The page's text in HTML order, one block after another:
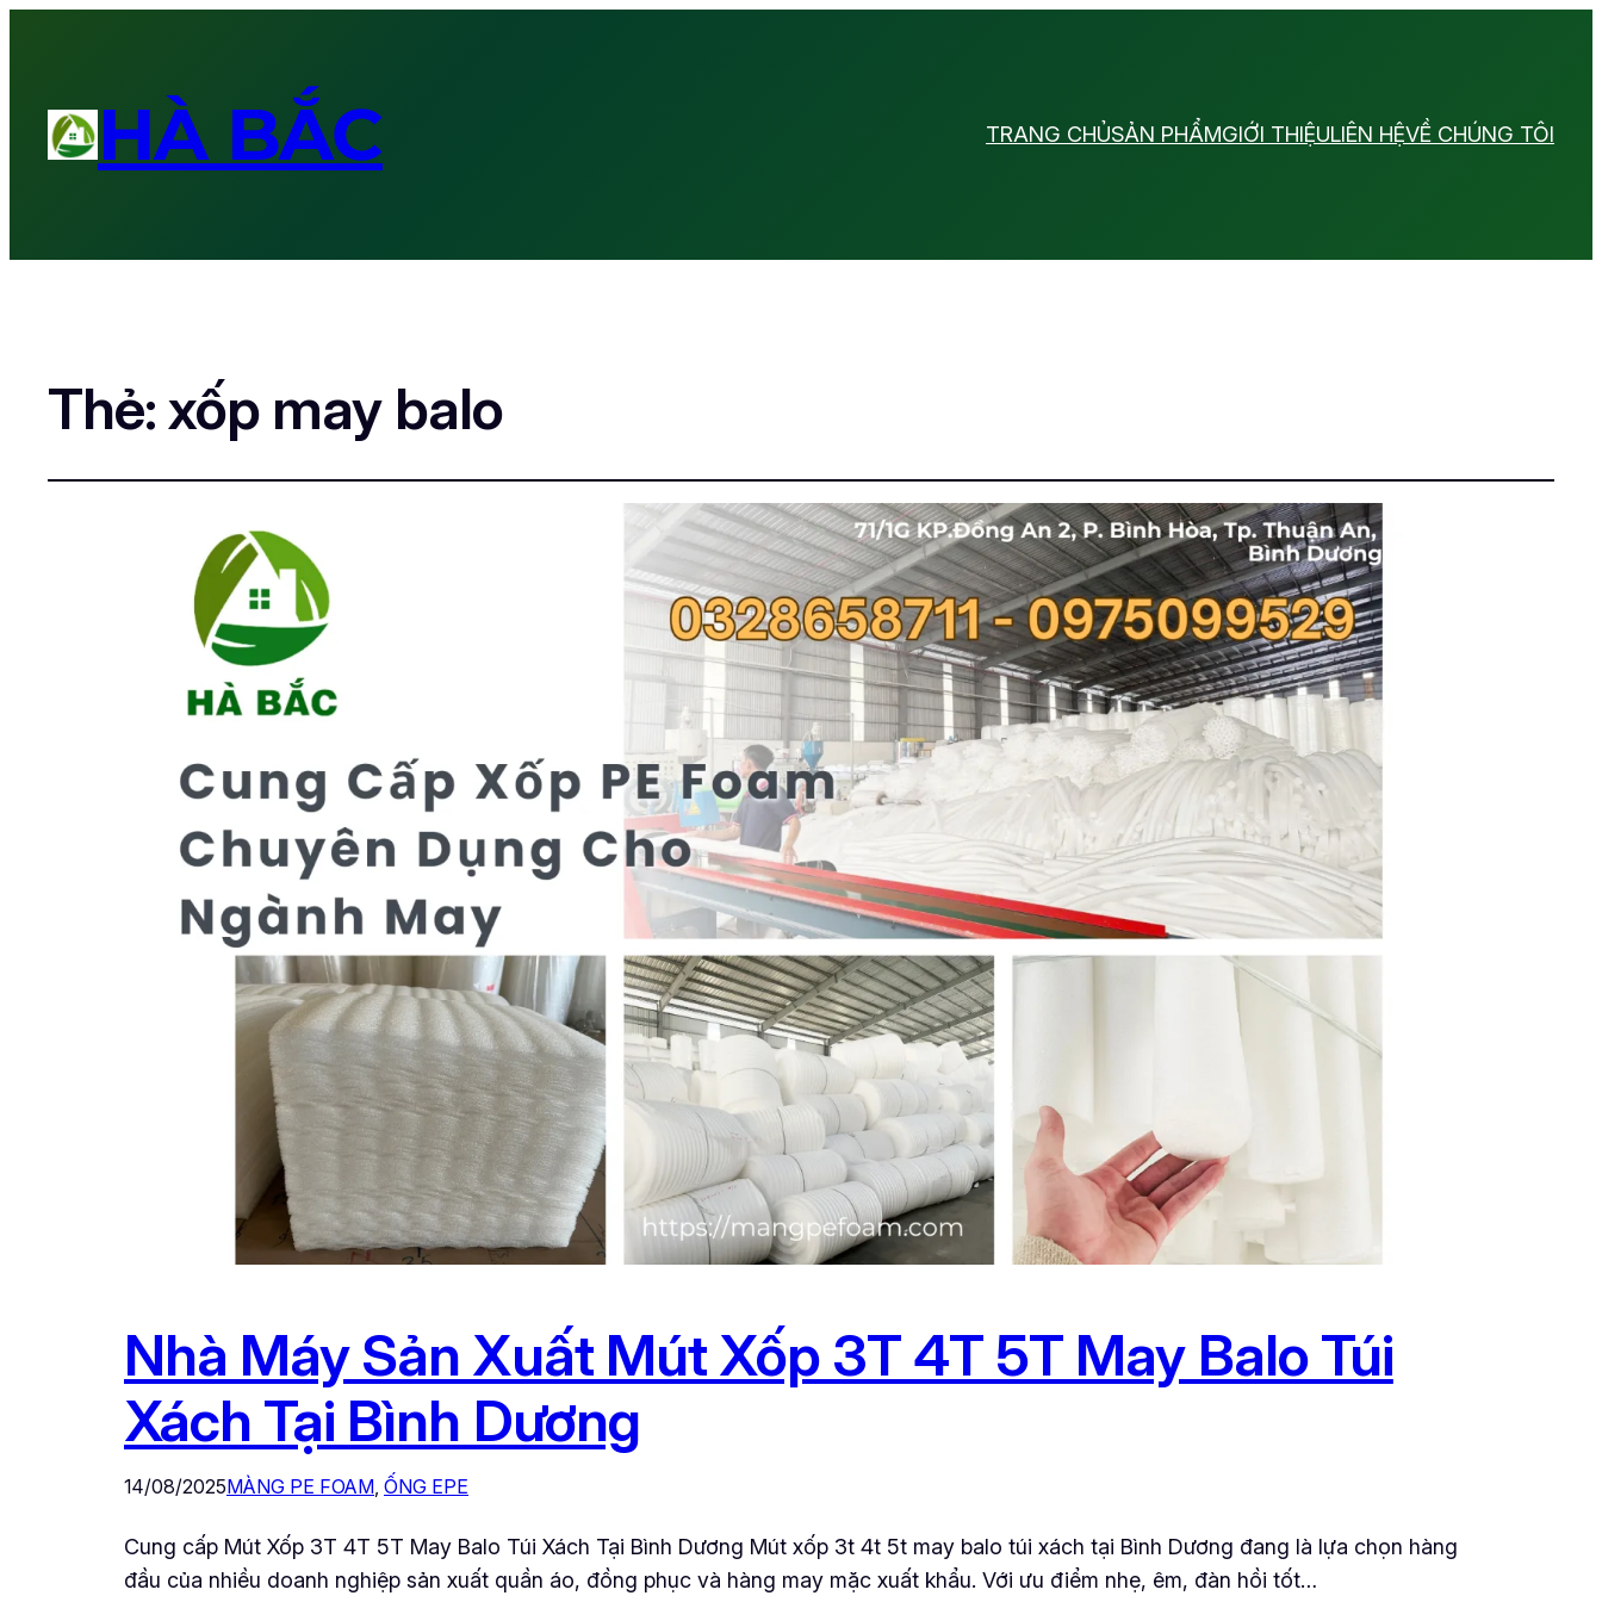
HÀ BẮC TRANG CHỦSẢN PHẨMGIỚI THIỆULIÊN HỆVỀ CHÚNG TÔI
Thẻ:xốp may balo
Nhà Máy Sản Xuất Mút Xốp 3T 4T 5T May Balo Túi
Xách Tại Bình Dương
14/08/2025MÀNG PE FOAM ỐNG EPE
Cung cấp Mút Xốp 3T 4T 5T May Balo Túi Xách Tại Bình Dương Mút xốp 3t 4t 5t may balo túi xách tại Bình Dương đang là lựa chọn hàng
đầu của nhiều doanh nghiệp sản xuất quần áo, đồng phục và hàng may mặc xuất khẩu. Với ưu điểm nhẹ, êm, đàn hồi tốt…